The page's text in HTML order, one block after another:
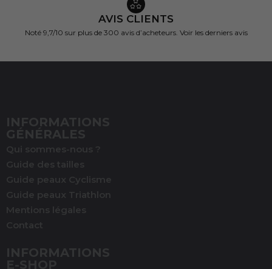
AVIS CLIENTS
Noté 9,7/10 sur plus de 300 avis d’acheteurs. Voir les derniers avis
INFORMATIONS
GÉNÉRALES
Qui sommes-nous ?
Guide des tailles
Guide peaux Cyclisme
Guide peaux Triathlon
Mentions légales
Contact
INFORMATIONS
E-SHOP